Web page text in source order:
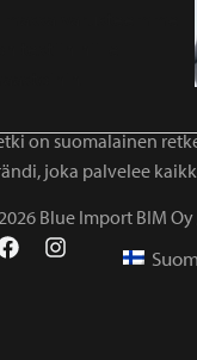
on suomalainen
joka palvelee
Blue Import BIM